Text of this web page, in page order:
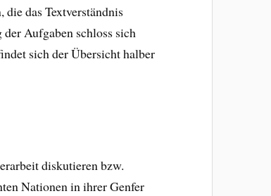
das Textverständnis
Aufgaben schloss sich
sich der Übersicht halber
diskutieren bzw.
Nationen in ihrer Genfer